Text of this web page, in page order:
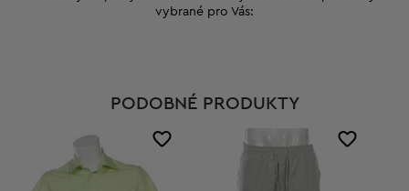
vybrané pro Vás:
PODOBNÉ PRODUKTY